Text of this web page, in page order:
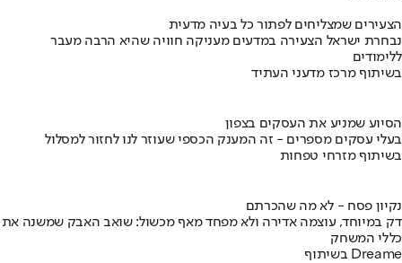
הצעירים שמצליחים לפתור כל בעיה מדעית
נבחרת ישראל הצעירה במדעים מעניקה חוויה שהיא הרבה מעבר
ללימודים
בשיתוף מרכז מדעני העתיד
הסיוע שמניע את העסקים בצפון
בעלי עסקים מספרים - זה המענק הכספי שעוזר לנו לחזור למסלול
בשיתוף מזרחי טפחות
נקיון פסח - לא מה שהכרתם
דק במיוחד, עוצמה אדירה ולא מפחד מאף מכשול: שואב האבק שמשנה את
כללי המשחק
בשיתוף Dreame